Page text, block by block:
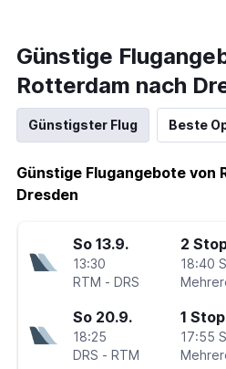
Günstige
Rotterdam nach
Günstigster Flug Beste
Günstige Flugangebote von
Dresden
So 13.9.
13:30
RTM - DRS
2
18:40
So 20.9.
18:25
DRS - RTM
1
17:55